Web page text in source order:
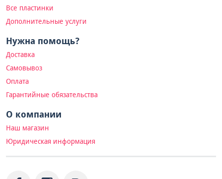
Все пластинки
Дополнительные услуги
Нужна помощь?
Доставка
Самовывоз
Оплата
Гарантийные обязательства
О компании
Наш магазин
Юридическая информация